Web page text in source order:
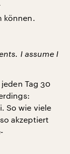
können.
I assume I
Tag 30
So wie viele
akzeptiert